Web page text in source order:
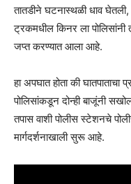
तातडीने घटनास्थळी धाव
ट्रकमधील किनर ला
जप्त करण्यात आला आहे.
हा अपघात होता की
पोलिसांकडून दोन्ही बाजूंनी
तपास वाशी पोलीस स्टेशनचे
मार्गदर्शनाखाली सुरू आहे.